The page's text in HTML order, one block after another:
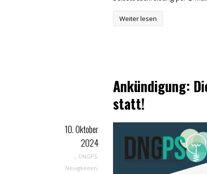
Weiter lesen
Ankündigung:
statt!
10. Oktober
2024
, DNGPS,
Neuigkeiten,